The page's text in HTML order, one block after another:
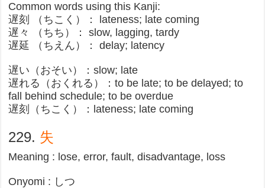
Common words using this Kanji:
遅刻 （ちこく）： lateness; late coming​
遅々 （ちち）： slow, lagging, tardy
遅延 （ちえん）： delay; latency
遅い（おそい）：slow​; late
遅れる（おくれる）：to be late; to be delayed; to
fall behind schedule; to be overdue​
遅刻（ちこく）：lateness; late coming
229. 失
Meaning : lose, error, fault, disadvantage, loss
Onyomi : しつ